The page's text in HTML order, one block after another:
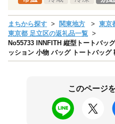
まちから探す 関東地方
東京
東京都 足立区の返礼品一覧
No55733 INNFITH 縦型トートバッ
ッション 小物 バッグ トートバッグ
このページ